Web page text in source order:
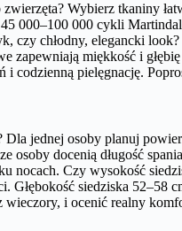
Wybierz tkaniny
000–100 000 cykli
czy chłodny, elegancki
zapewniają miękkość i
i codzienną pielęgnację.
Dla jednej osoby planuj
osoby docenią długość
nocach. Czy wysokość
Głębokość siedziska 52–58
wieczory, i ocenić realny